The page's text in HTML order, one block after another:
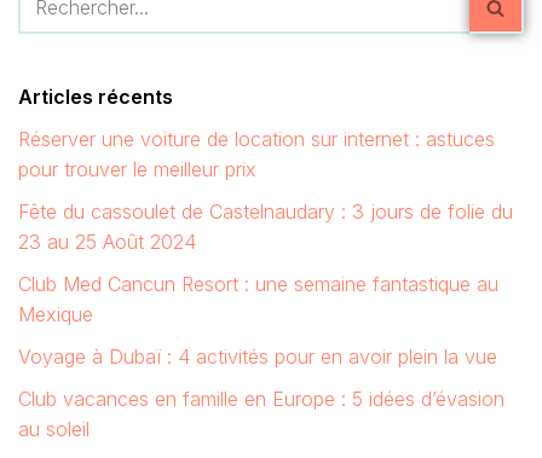
Articles récents
Réserver une voiture de location sur internet : astuces
pour trouver le meilleur prix
Fête du cassoulet de Castelnaudary : 3 jours de folie du
23 au 25 Août 2024
Club Med Cancun Resort : une semaine fantastique au
Mexique
Voyage à Dubaï : 4 activités pour en avoir plein la vue
Club vacances en famille en Europe : 5 idées d’évasion
au soleil